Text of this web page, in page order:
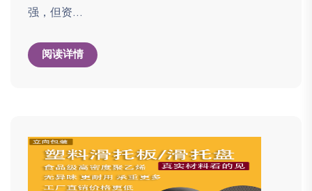
强，但资...
阅读详情